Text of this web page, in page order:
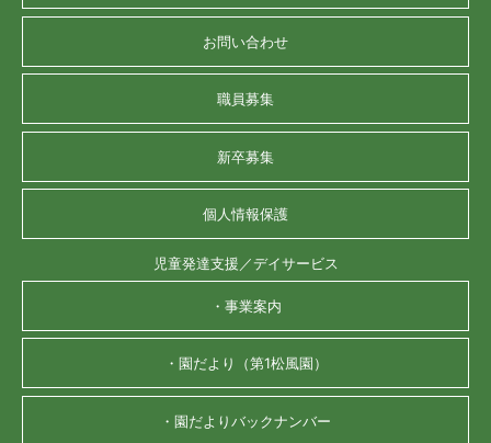
お問い合わせ
職員募集
新卒募集
個人情報保護
児童発達支援／デイサービス
・事業案内
・園だより（第1松風園）
・園だよりバックナンバー